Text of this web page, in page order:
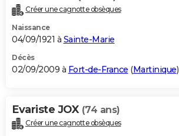
Créer une cagnotte obsèques
Naissance
04/09/1921 à Sainte-Marie
Décès
02/09/2009 à Fort-de-France (Martinique)
Evariste JOX (74 ans)
Créer une cagnotte obsèques